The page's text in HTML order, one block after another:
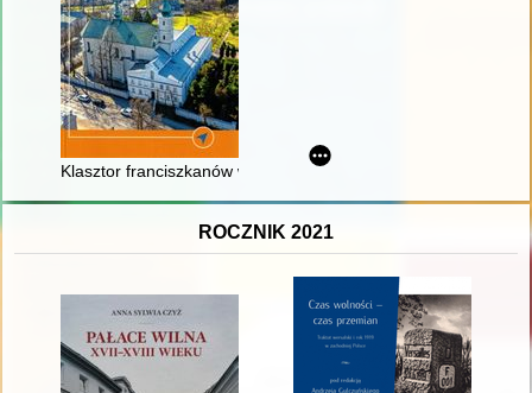
Klasztor franciszkanów w Radomsku
ROCZNIK 2021